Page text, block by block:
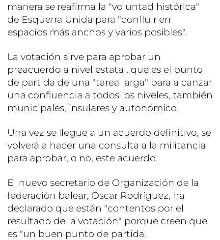
manera se reafirma la "voluntad histórica"
de Esquerra Unida para "confluir en
espacios más anchos y varios posibles".
La votación sirve para aprobar un
preacuerdo a nivel estatal, que es el punto
de partida de una "tarea larga" para alcanzar
una confluencia a todos los niveles, también
municipales, insulares y autonómico.
Una vez se llegue a un acuerdo definitivo, se
volverá a hacer una consulta a la militancia
para aprobar, o no, este acuerdo.
El nuevo secretario de Organización de la
federación balear, Óscar Rodríguez, ha
declarado que están "contentos por el
resultado de la votación" porque creen que
es "un buen punto de partida.